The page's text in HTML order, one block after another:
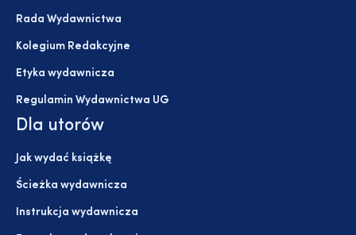
Rada Wydawnictwa
Kolegium Redakcyjne
Etyka wydawnicza
Regulamin Wydawnictwa UG
Dla utorów
Jak wydać książkę
Ścieżka wydawnicza
Instrukcja wydawnicza